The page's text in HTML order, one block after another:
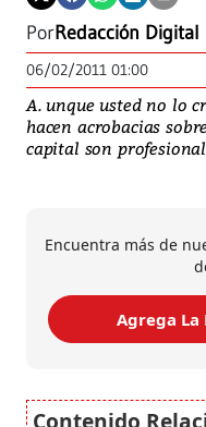
PorRedacción
06/02/2011 01:00
A. unque usted no lo
hacen acrobacias
capital son
Encuentra más de
Agrega La